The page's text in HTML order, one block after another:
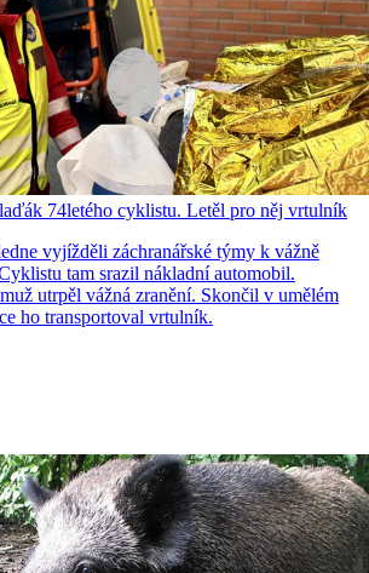
74letého cyklistu. Letěl pro něj vrtulník
vyjížděli záchranářské týmy k vážně
tam srazil nákladní automobil.
utrpěl vážná zranění. Skončil v umělém
ho transportoval vrtulník.